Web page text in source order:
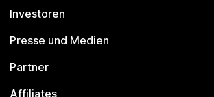
Investoren
Presse und Medien
Partner
Affiliates